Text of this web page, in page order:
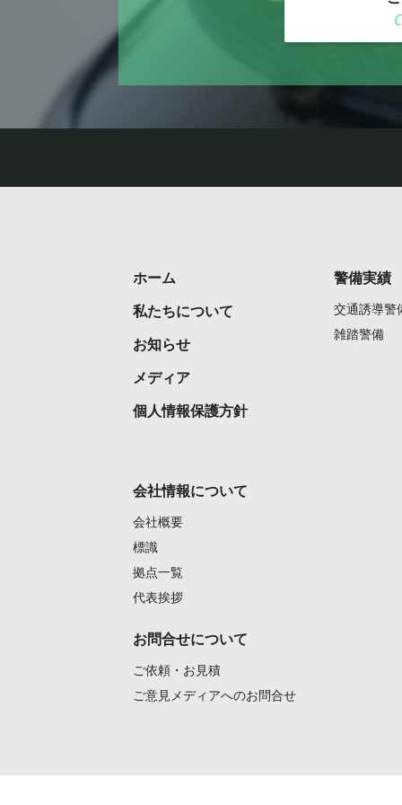
ホーム
私たちについて
お知らせ
メディア
個人情報保護方針
警備実績
交通誘導警
雑踏警備
会社情報について
会社概要
標識
拠点一覧
代表挨拶
お問合せについて
ご依頼・お見積
ご意見メディアへのお問合せ